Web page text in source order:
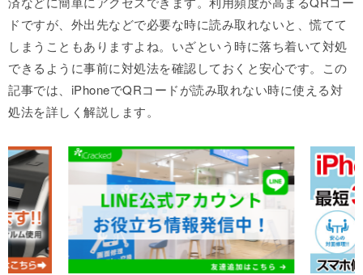
ドですが、外出先などで必要な時に読み取れないと、慌てて
しまうこともありますよね。いざという時に落ち着いて対処
できるように事前に対処法を確認しておくと安心です。この
記事では、iPhoneでQRコードが読み取れない時に使える対
処法を詳しく解説します。